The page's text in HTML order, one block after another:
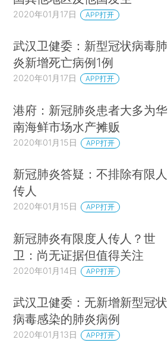
2020年01月17日 APP打开
武汉卫健委：新型冠状病毒肺
炎新增死亡病例1例
2020年01月17日 APP打开
港府：新冠肺炎患者大多为华
南海鲜市场水产摊贩
2020年01月15日 APP打开
新冠肺炎答疑：不排除有限人
传人
2020年01月15日 APP打开
新冠肺炎有限度人传人？世
卫：尚无证据但值得关注
2020年01月14日 APP打开
武汉卫健委：无新增新型冠状
病毒感染的肺炎病例
2020年01月13日 APP打开